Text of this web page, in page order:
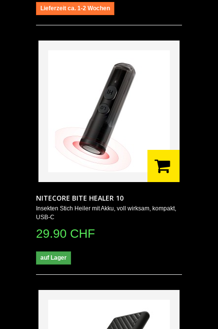
Lieferzeit ca. 1-2 Wochen
NITECORE BITE HEALER 10
Insekten Stich Heiler mit Akku, voll wirksam, kompakt,
USB-C
29.90 CHF
auf Lager